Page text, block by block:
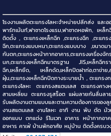
โรงงานผลิตตะแกรงโลหะจำหน่ายปลีกส่ง แล
พาร์ทเม้นท์,ฟาซาดโรงแรม,ฟาซาดหอพัก, เหล็
ติดตั้ง , ตะแกรงเหล็กฉีก ,ตะแกรงฉีก ,ตะแกร
ฉีก,ตะแกรงแบบหนา,ตะแกรงแบบบาง ,ขนาดม
กันตก,ตะแกรงหน้ากากอาคาร,ตะแกรงเครื่องจั
นก,ตะแกรงเหล็กฉีกมาตรฐาน JIS,เหล็กฉีกรา
ฉีก,เหล็กยืด, เหล็กดัด,เหล็กปิดฝาท่อ,ตาข่
ฝุ่น,ตะแกรงเหล็กฉีกปิดทางระบายน้ำ , ตะแกร
ตะแกรงโลหะ ตะแกรงสแตนเลส ตะแกรงค
สามเหลี่ยม ตะแกรงรูสร็อต แผ่นลายกันลื่นลาย
รับผลิตงานตามแบบและตามความต้องการข
งานสแตนเลส งานโลหะ อาทิ งาน พับ ตัด ม้
ออกแบบ ตกแต่ง รีโนเวท อาคาร หน้ากากอ
อาหาร คาเฟ่ บ้านพักอาศัย หมู่บ้าน ติดตั้งครบว